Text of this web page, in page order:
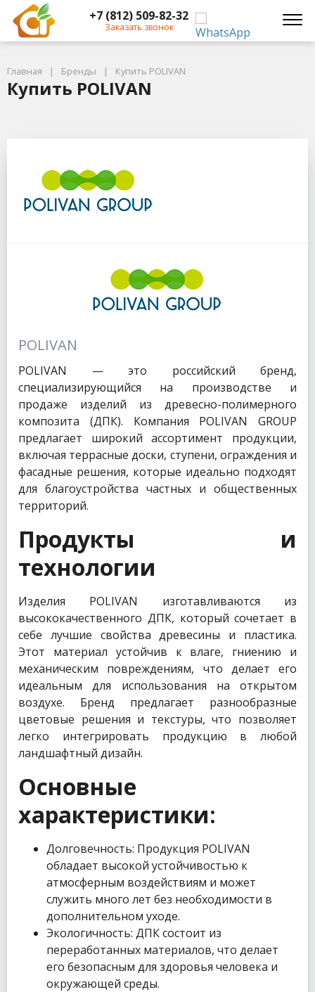
+7 (812) 509-82-32
Заказать звонок
Главная Бренды Купить POLIVAN
Купить POLIVAN
POLIVAN
POLIVAN — это российский бренд,
специализирующийся на производстве и
продаже изделий из древесно-полимерного
композита (ДПК). Компания POLIVAN GROUP
предлагает широкий ассортимент продукции,
включая террасные доски, ступени, ограждения и
фасадные решения, которые идеально подходят
для благоустройства частных и общественных
территорий.
Продукты и
технологии
Изделия POLIVAN изготавливаются из
высококачественного ДПК, который сочетает в
себе лучшие свойства древесины и пластика.
Этот материал устойчив к влаге, гниению и
механическим повреждениям, что делает его
идеальным для использования на открытом
воздухе. Бренд предлагает разнообразные
цветовые решения и текстуры, что позволяет
легко интегрировать продукцию в любой
ландшафтный дизайн.
Основные
характеристики:
Долговечность: Продукция POLIVAN
обладает высокой устойчивостью к
атмосферным воздействиям и может
служить много лет без необходимости в
дополнительном уходе.
Экологичность: ДПК состоит из
переработанных материалов, что делает
его безопасным для здоровья человека и
окружающей среды.